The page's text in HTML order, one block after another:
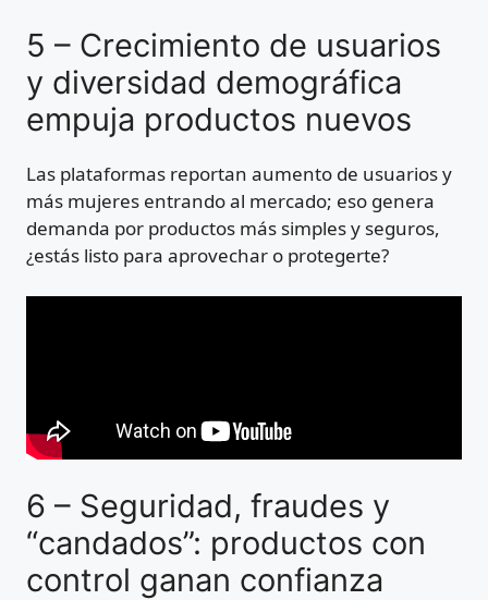
5 – Crecimiento de usuarios
y diversidad demográfica
empuja productos nuevos
Las plataformas reportan aumento de usuarios y
más mujeres entrando al mercado; eso genera
demanda por productos más simples y seguros,
¿estás listo para aprovechar o protegerte?
6 – Seguridad, fraudes y
“candados”: productos con
control ganan confianza